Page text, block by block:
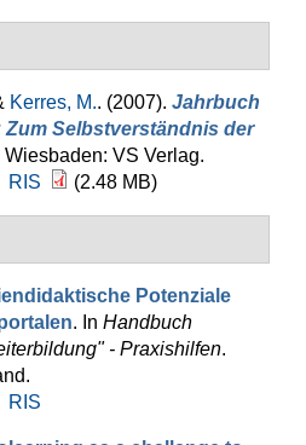
Kerres, M.. (2007). Jahrbuch
Selbstverständnis der
Wiesbaden: VS Verlag.
RIS (2.48 MB)
Potenziale
. In Handbuch
- Praxishilfen.
RIS